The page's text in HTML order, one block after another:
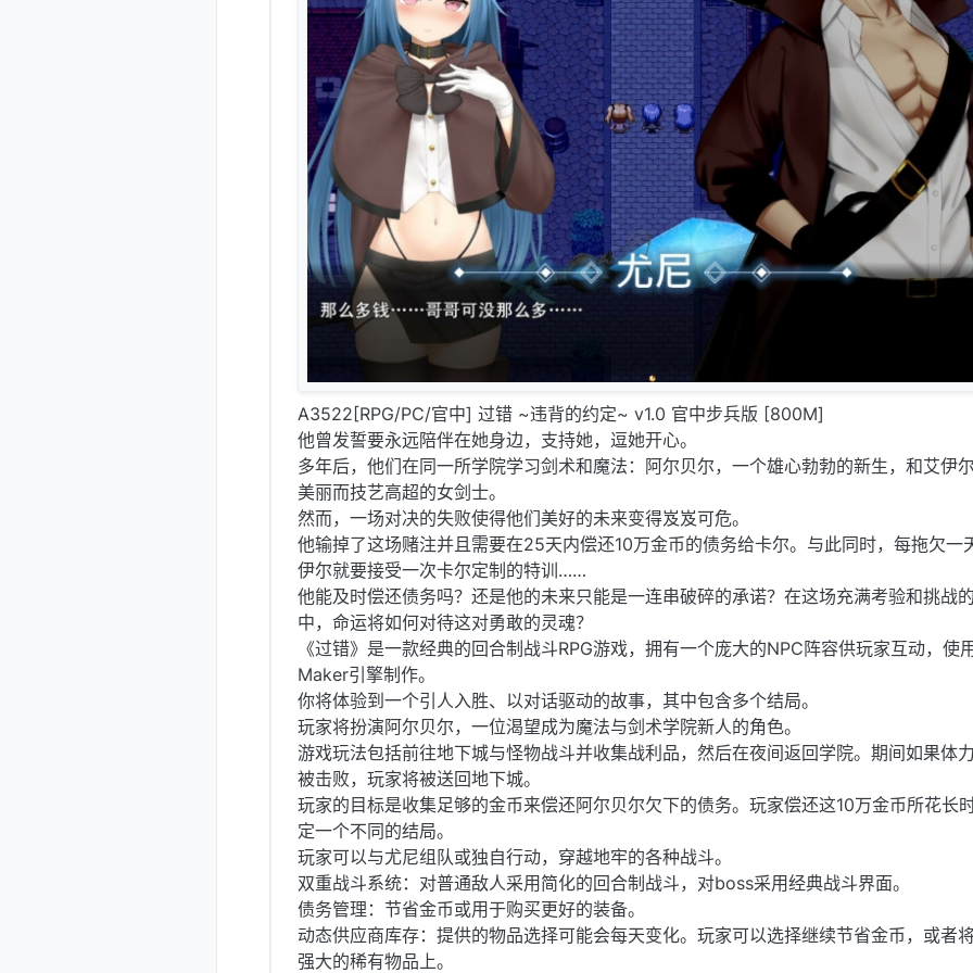
A3522[RPG/PC/官中] 过错 ~违背的约定~ v1.0 官中步兵版 [800M]
他曾发誓要永远陪伴在她身边，支持她，逗她开心。
多年后，他们在同一所学院学习剑术和魔法：阿尔贝尔，一个雄心勃勃的新生，和艾伊
美丽而技艺高超的女剑士。
然而，一场对决的失败使得他们美好的未来变得岌岌可危。
他输掉了这场赌注并且需要在25天内偿还10万金币的债务给卡尔。与此同时，每拖欠一
伊尔就要接受一次卡尔定制的特训……
他能及时偿还债务吗？还是他的未来只能是一连串破碎的承诺？在这场充满考验和挑战
中，命运将如何对待这对勇敢的灵魂？
《过错》是一款经典的回合制战斗RPG游戏，拥有一个庞大的NPC阵容供玩家互动，使
Maker引擎制作。
你将体验到一个引人入胜、以对话驱动的故事，其中包含多个结局。
玩家将扮演阿尔贝尔，一位渴望成为魔法与剑术学院新人的角色。
游戏玩法包括前往地下城与怪物战斗并收集战利品，然后在夜间返回学院。期间如果体
被击败，玩家将被送回地下城。
玩家的目标是收集足够的金币来偿还阿尔贝尔欠下的债务。玩家偿还这10万金币所花长
定一个不同的结局。
玩家可以与尤尼组队或独自行动，穿越地牢的各种战斗。
双重战斗系统：对普通敌人采用简化的回合制战斗，对boss采用经典战斗界面。
债务管理：节省金币或用于购买更好的装备。
动态供应商库存：提供的物品选择可能会每天变化。玩家可以选择继续节省金币，或者
强大的稀有物品上。